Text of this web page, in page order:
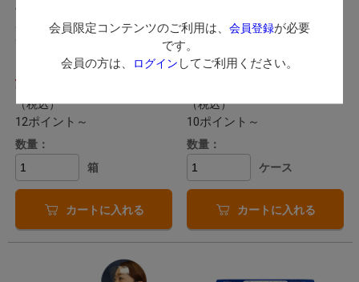
会員限定コンテンツのご利用は、 会員登録が必要
です。
会員の方は、
ログイン してご利用ください。
ハクゾウメディカル / 医療機関
用の液体の飛散から眼部を保護
する透明シールド付フェイスマ
スクです。
発送：
（税込）
12ポイント～
数量：
箱
カートに入れる
エルバ / 歯科医院様向けのフェ
発送：即日発送
（税込）
10ポイント～
数量：
ケース
カートに入れる